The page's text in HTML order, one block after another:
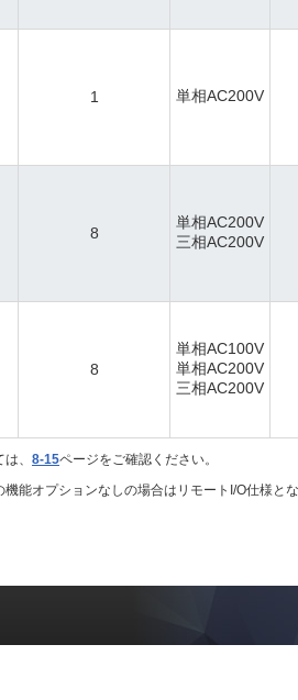
1 単相AC200V
8
単相AC200V
三相AC200V
8
単相AC100V
単相AC200V
三相AC200V
、 8-15ページをご確認ください。
能オプションなしの場合はリモートI/O仕様と